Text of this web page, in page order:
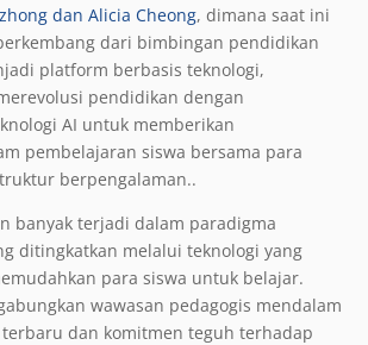
dan Alicia Cheong, dimana saat ini
dari bimbingan pendidikan
platform berbasis teknologi,
pendidikan dengan
AI untuk memberikan
pembelajaran siswa bersama para
berpengalaman..
banyak terjadi dalam paradigma
ditingkatkan melalui teknologi yang
para siswa untuk belajar.
wawasan pedagogis mendalam
dan komitmen teguh terhadap